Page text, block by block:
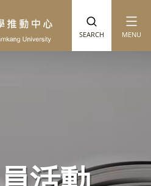
SEARCH MENU